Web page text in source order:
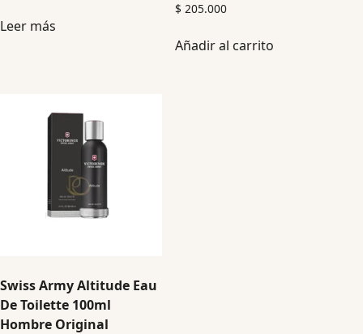
Leer más
$ 205.000
Añadir al carrito
Swiss Army Altitude Eau
De Toilette 100ml
Hombre Original